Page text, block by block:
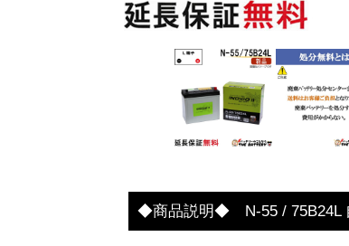
◆商品説明◆ N-55 / 75B24L 自